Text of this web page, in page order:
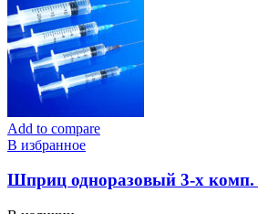
Add to compare
В избранное
Шприц одноразовый 3-х